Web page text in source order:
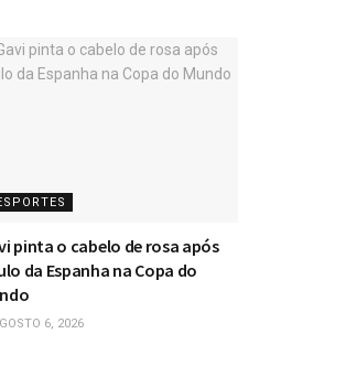
pinta o cabelo de rosa após
da Espanha na Copa do
6, 2026